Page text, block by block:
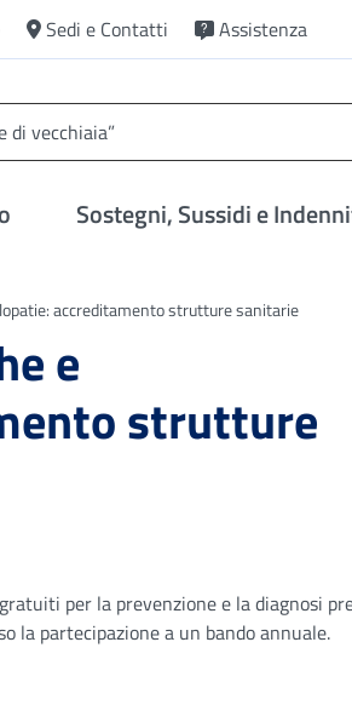
Sedi e Contatti Assistenza
Sostegni, Sussidi e
accreditamento strutture sanitarie
e
strutture
per la prevenzione e la diagnosi
la partecipazione a un bando annuale.